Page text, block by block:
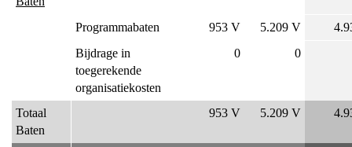
Programmabaten
953 V 5.209 V
Bijdrage in
toegerekende
organisatiekosten
0 0
Totaal
Baten
953 V 5.209 V